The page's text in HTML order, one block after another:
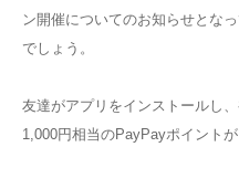
ン開催についてのお知らせとな
でしょう。
友達がアプリをインストールし
1,000円相当のPayPayポイントが